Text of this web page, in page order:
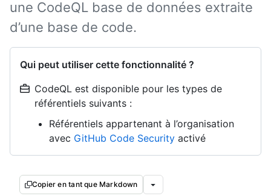
une CodeQL base de données extraite
d’une base de code.
Qui peut utiliser cette fonctionnalité ?
CodeQL est disponible pour les types de
référentiels suivants :
Référentiels appartenant à l’organisation
avec GitHub Code Security activé
Copier en tant que Markdown